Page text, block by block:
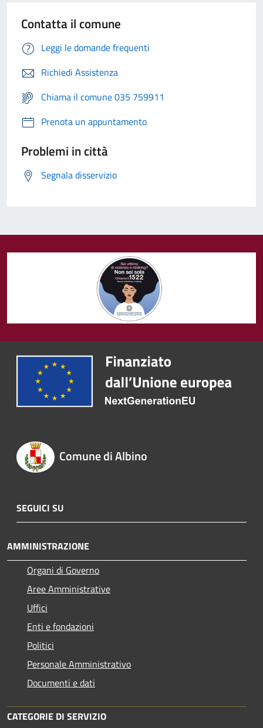
Contatta il comune
Leggi le domande frequenti
Richiedi Assistenza
Chiama il comune 035 759911
Prenota un appuntamento
Problemi in città
Segnala disservizio
Comune di Albino
SEGUICI SU
AMMINISTRAZIONE
Organi di Governo
Aree Amministrative
Uffici
Enti e fondazioni
Politici
Personale Amministrativo
Documenti e dati
CATEGORIE DI SERVIZIO